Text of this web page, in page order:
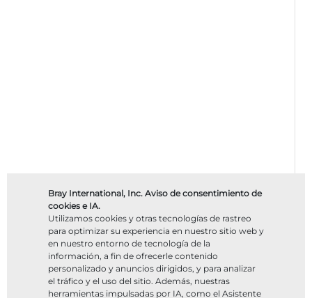
Bray International, Inc. Aviso de consentimiento de
cookies e IA.
Utilizamos cookies y otras tecnologías de rastreo
para optimizar su experiencia en nuestro sitio web y
en nuestro entorno de tecnología de la
información, a fin de ofrecerle contenido
personalizado y anuncios dirigidos, y para analizar
el tráfico y el uso del sitio. Además, nuestras
herramientas impulsadas por IA, como el Asistente